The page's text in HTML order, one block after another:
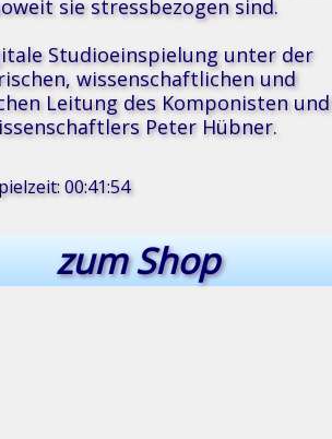
®
sie stressbezogen sind.
Studioeinspielung unter der
wissenschaftlichen und
Leitung des Komponisten und
Peter Hübner.
00:41:54
zum Shop